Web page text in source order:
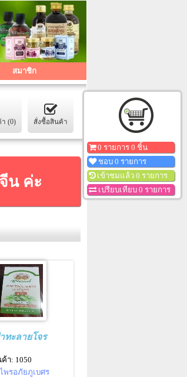
สมาชิก
(0) สั่งซื้อสินค้า
น ค่ะ
ทะลายโจร
า: 1050
พรอภัยภูเบศร
0 รายการ 0 ชิ้น
ชอบ 0 รายการ
เข้าชมแล้ว 0 รายการ
เปรียบเทียบ 0 รายการ